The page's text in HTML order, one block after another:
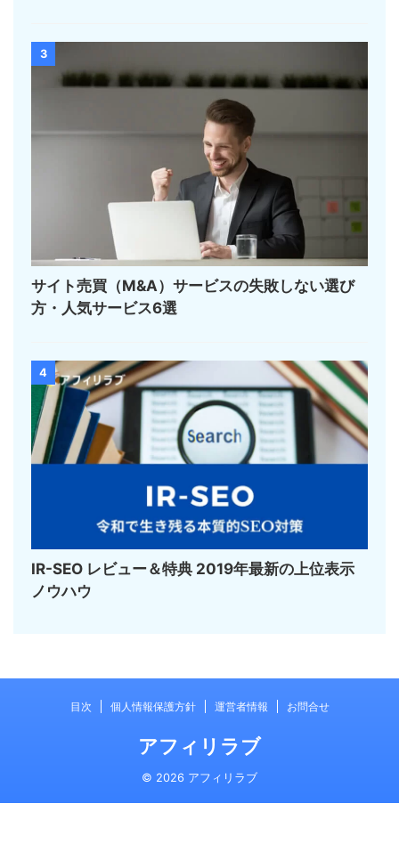
3
サイト売買（M&A）サービスの失敗しない選び
方・人気サービス6選
4
IR-SEO レビュー＆特典 2019年最新の上位表示
ノウハウ
目次 個人情報保護方針 運営者情報 お問合せ
アフィリラブ
© 2026 アフィリラブ